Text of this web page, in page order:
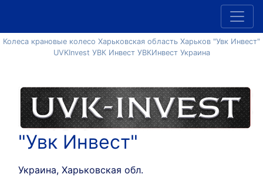
Колеса крановые колесо Харьковская область Харьков "Увк Инвест"
UVKInvest УВК Инвест УВКИнвест Украина
"Увк Инвест"
Украина, Харьковская обл.